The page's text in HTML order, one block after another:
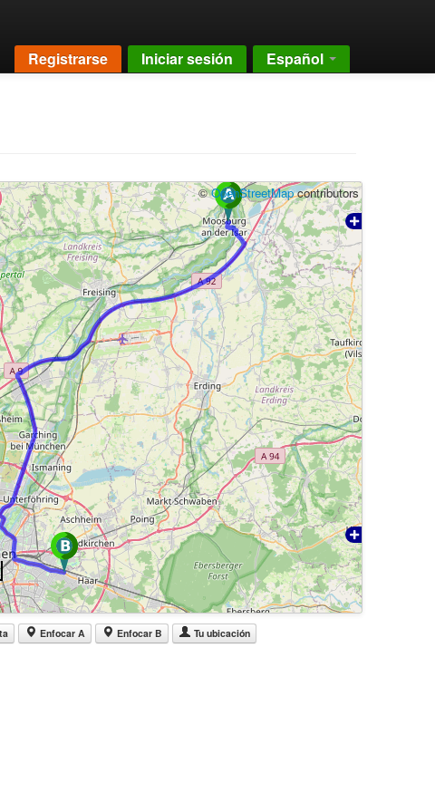
Registrarse Iniciar sesión Español
©OpenStreetMapcontributors
Enfocar A Enfocar B Tu ubicación